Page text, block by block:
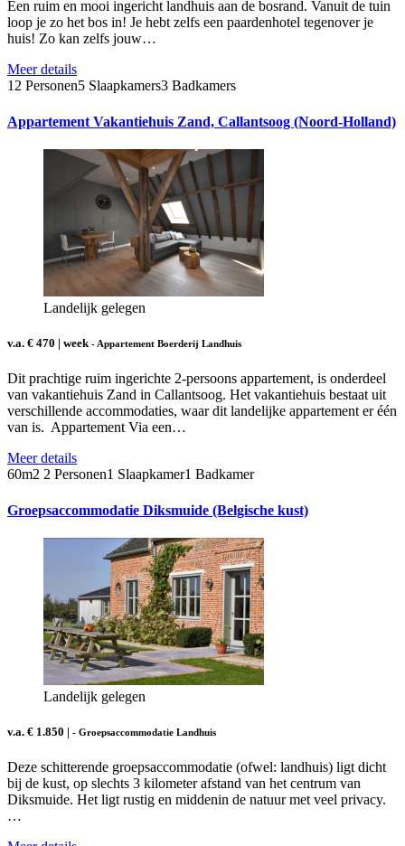
Een ruim en mooi ingericht landhuis aan de bosrand. Vanuit de tuin
loop je zo het bos in! Je hebt zelfs een paardenhotel tegenover je
huis! Zo kan zelfs jouw…
Meer details
12 Personen5 Slaapkamers3 Badkamers
Appartement Vakantiehuis Zand, Callantsoog (Noord-Holland)
Landelijk gelegen
v.a. € 470 | week - Appartement Boerderij Landhuis
Dit prachtige ruim ingerichte 2-persoons appartement, is onderdeel
van vakantiehuis Zand in Callantsoog. Het vakantiehuis bestaat uit
verschillende accommodaties, waar dit landelijke appartement er één
van is. Appartement Via een…
Meer details
60m2 2 Personen1 Slaapkamer1 Badkamer
Groepsaccommodatie Diksmuide (Belgische kust)
Landelijk gelegen
v.a. € 1.850 | - Groepsaccommodatie Landhuis
Deze schitterende groepsaccommodatie (ofwel: landhuis) ligt dicht
bij de kust, op slechts 3 kilometer afstand van het centrum van
Diksmuide. Het ligt rustig en middenin de natuur met veel privacy.
…